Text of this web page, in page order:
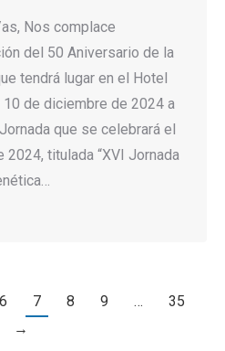
Nos complace
del 50 Aniversario de la
tendrá lugar en el Hotel
10 de diciembre de 2024 a
que se celebrará el
titulada “XVI Jornada
6 7 8 9 …
35
→